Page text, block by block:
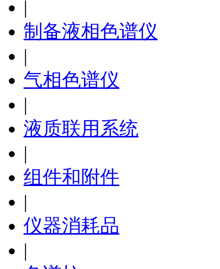
|
制备液相色谱仪
|
气相色谱仪
|
液质联用系统
|
组件和附件
|
仪器消耗品
|